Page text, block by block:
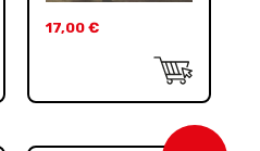
17,00 €